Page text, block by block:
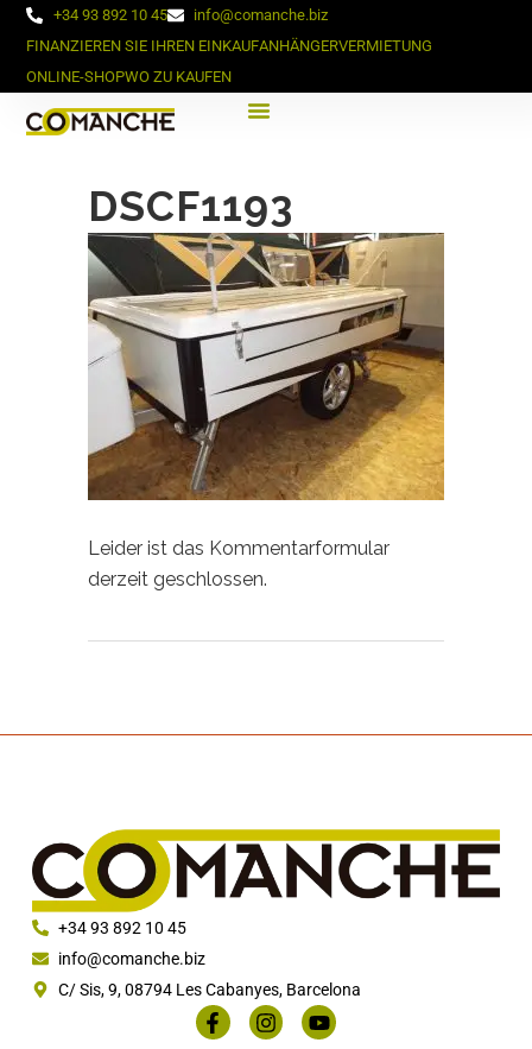
+34 93 892 10 45
info@comanche.biz
FINANZIEREN SIE IHREN EINKAUFANHÄNGERVERMIETUNG
ONLINE-SHOPWO ZU KAUFEN
DSCF1193
Leider ist das Kommentarformular
derzeit geschlossen.
+34 93 892 10 45
info@comanche.biz
C/ Sis, 9, 08794 Les Cabanyes, Barcelona